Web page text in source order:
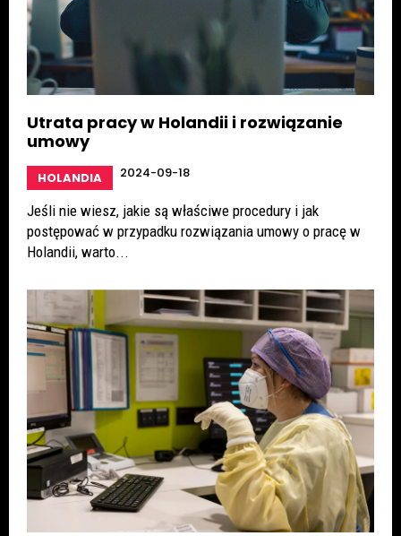
Utrata pracy w Holandii i rozwiązanie
umowy
HOLANDIA 2024-09-18
Jeśli nie wiesz, jakie są właściwe procedury i jak
postępować w przypadku rozwiązania umowy o pracę w
Holandii, warto...